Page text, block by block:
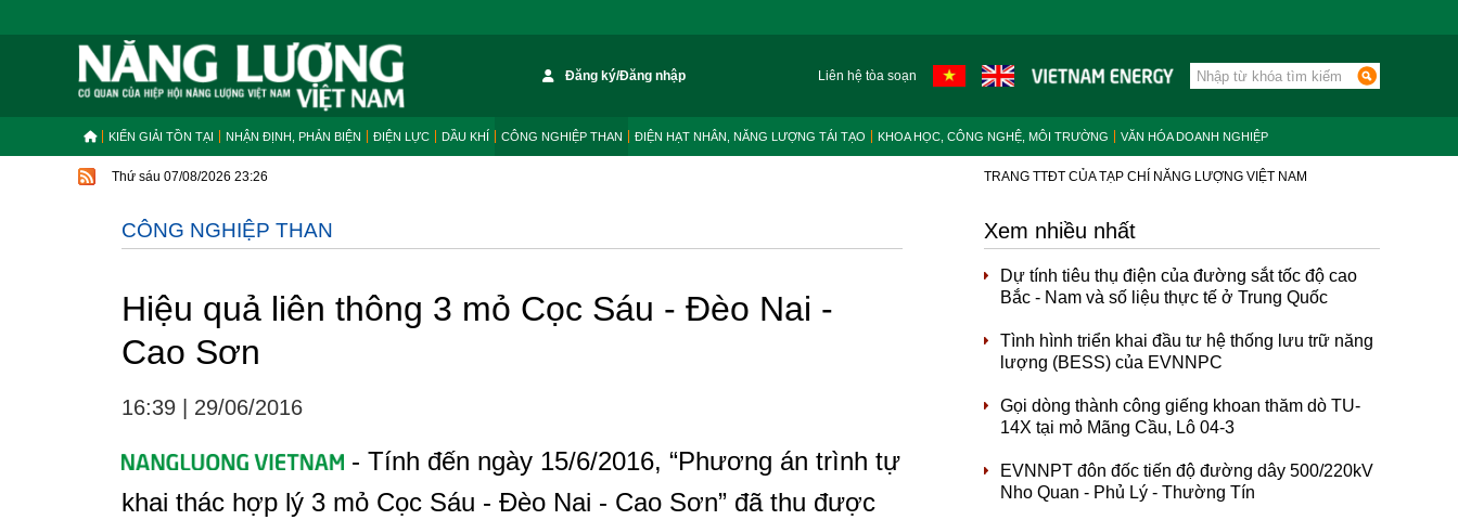
Đăng ký/Đăng nhập Liên hệ tòa soạn
KIẾN GIẢI TỒN TẠI NHẬN ĐỊNH, PHẢN BIỆN ĐIỆN LỰC DẦU KHÍ CÔNG NGHIỆP THAN ĐIỆN HẠT NHÂN, NĂNG LƯỢNG TÁI TẠO KHOA HỌC, CÔNG NGHỆ, MÔI TRƯỜNG VĂN HÓA DOANH NGHIỆP
Thứ sáu 07/08/2026 23:26 TRANG TTĐT CỦA TẠP CHÍ NĂNG LƯỢNG VIỆT NAM
CÔNG NGHIỆP THAN
Hiệu quả liên thông 3 mỏ Cọc Sáu - Đèo Nai -
Cao Sơn
16:39 29/06/2016
- Tính đến ngày 15/6/2016, “Phương án trình tự
khai thác hợp lý 3 mỏ Cọc Sáu - Đèo Nai - Cao Sơn” đã thu được
Xem nhiều nhất
Dự tính tiêu thụ điện của đường sắt tốc độ cao
Bắc - Nam và số liệu thực tế ở Trung Quốc
Tình hình triển khai đầu tư hệ thống lưu trữ năng
lượng (BESS) của EVNNPC
Gọi dòng thành công giếng khoan thăm dò TU-
14X tại mỏ Mãng Cầu, Lô 04-3
EVNNPT đôn đốc tiến độ đường dây 500/220kV
Nho Quan - Phủ Lý - Thường Tín